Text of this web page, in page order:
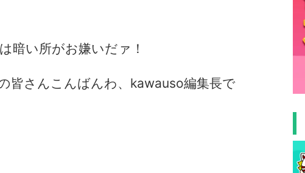
は暗い所がお嫌いだァ！
皆さんこんばんわ、kawauso編集長で